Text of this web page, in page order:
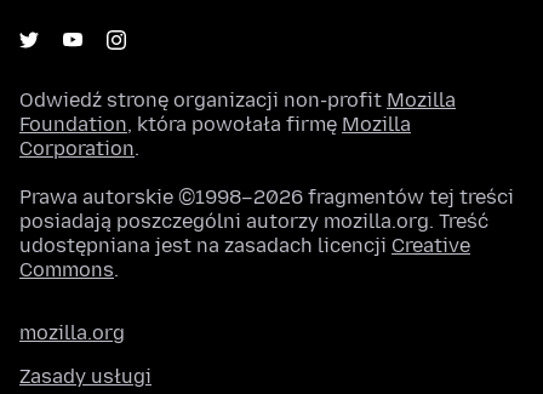
Odwiedź stronę organizacji non-profit Mozilla
Foundation, która powołała firmę Mozilla
Corporation.
Prawa autorskie ©1998–2026 fragmentów tej treści
posiadają poszczególni autorzy mozilla.org. Treść
udostępniana jest na zasadach licencji Creative
Commons.
mozilla.org
Zasady usługi